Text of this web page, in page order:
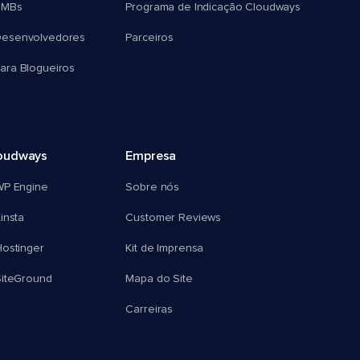
Blogueiros
Programa de Indicação Cloudways
Parceiros
Engine
Empresa
Sobre nós
Customer Reviews
Kit de Imprensa
Mapa do Site
Carreiras